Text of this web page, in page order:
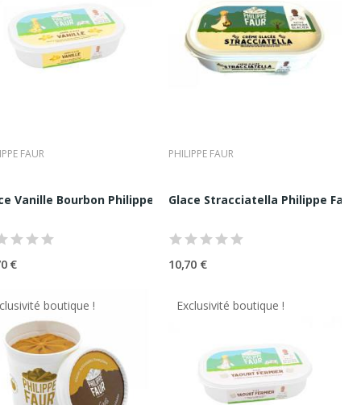
Des Glaces
produit. Notre expertise repose sur :
FAUR
Vanille Bourbon Philippe Faur 750ML |...
€
PHILIPPE FAUR
Glace Stracciatella Philippe Faur
10,70 €
boutique ! Exclusivité boutique !